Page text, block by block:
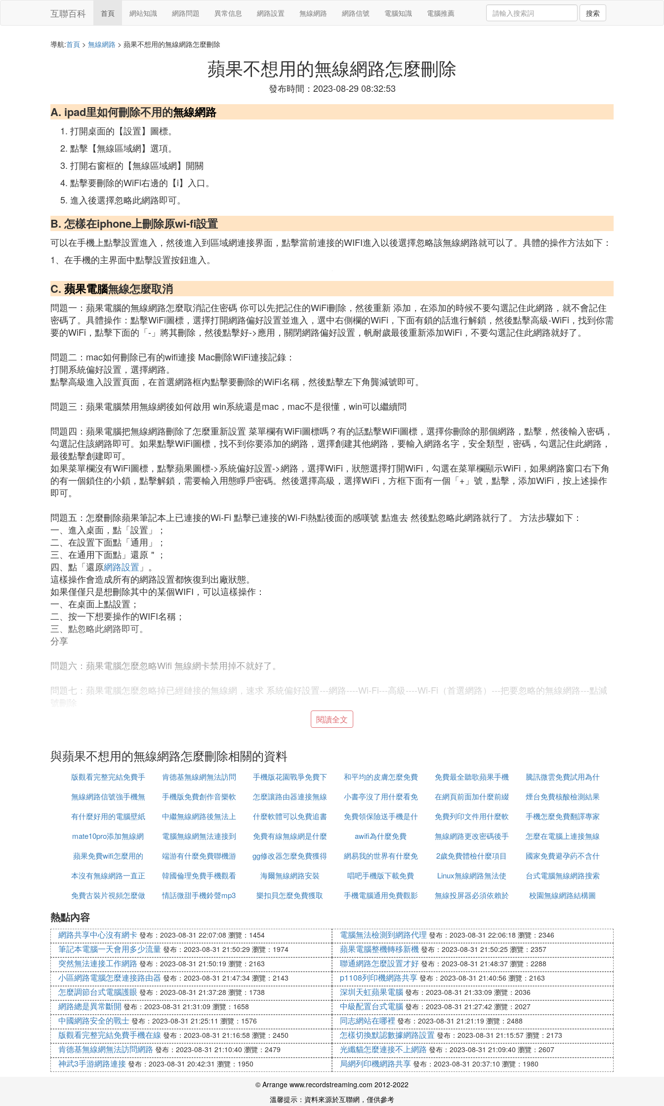
互聯百科 首頁 網站知識 網路問題 異常信息 網路設置 無線網路 網路信號 電腦知識 電腦推薦 搜索
導航:首頁 > 無線網路 > 蘋果不想用的無線網路怎麼刪除
蘋果不想用的無線網路怎麼刪除
發布時間：2023-08-29 08:32:53
A. ipad里如何刪除不用的無線網路
打開桌面的【設置】圖標。
點擊【無線區域網】選項。
打開右窗框的【無線區域網】開關
點擊要刪除的WiFi右邊的【i】入口。
進入後選擇忽略此網路即可。
B. 怎樣在iphone上刪除原wi-fi設置
可以在手機上點擊設置進入，然後進入到區域網連接界面，點擊當前連接的WIFI進入以後選擇忽略該無線網路就可以了。具體的操作方法如下：
1、在手機的主界面中點擊設置按鈕進入。
C. 蘋果電腦無線怎麼取消
問題一：蘋果電腦的無線網路怎麼取消記住密碼 你可以先把記住的WiFi刪除，然後重新 添加，在添加的時候不要勾選記住此網路，就不會記住
密碼了。具體操作：點擊WiFi圖標，選擇打開網路偏好設置並進入，選中右側欄的WiFi，下面有鎖的話進行解鎖，然後點擊高級-WiFi，找到你需
要的WiFi，點擊下面的「-」將其刪除，然後點擊好->應用，關閉網路偏好設置，帆耐歲最後重新添加WiFi，不要勾選記住此網路就好了。
問題二：mac如何刪除已有的wifi連接 Mac刪除WiFi連接記錄：
打開系統偏好設置，選擇網路。
點擊高級進入設置頁面，在首選網路框內點擊要刪除的WiFi名稱，然後點擊左下角龔減號即可。
問題三：蘋果電腦禁用無線網後如何啟用 win系統還是mac，mac不是很懂，win可以繼續問
問題四：蘋果電腦把無線網路刪除了怎麼重新設置 菜單欄有WiFi圖標嗎？有的話點擊WiFi圖標，選擇你刪除的那個網路，點擊，然後輸入密碼，
勾選記住該網路即可。如果點擊WiFi圖標，找不到你要添加的網路，選擇創建其他網路，要輸入網路名字，安全類型，密碼，勾選記住此網路，
最後點擊創建即可。
如果菜單欄沒有WiFi圖標，點擊蘋果圖標->系統偏好設置->網路，選擇WiFi，狀態選擇打開WiFi，勾選在菜單欄顯示WiFi，如果網路窗口右下角
的有一個鎖住的小鎖，點擊解鎖，需要輸入用態睜戶密碼。然後選擇高級，選擇WiFi，方框下面有一個「+」號，點擊，添加WiFi，按上述操作
即可。
問題五：怎麼刪除蘋果筆記本上已連接的Wi-Fi 點擊已連接的Wi-Fi熱點後面的感嘆號 點進去 然後點忽略此網路就行了。 方法步驟如下：
一、進入桌面，點「設置」；
二、在設置下面點「通用」；
三、在通用下面點」還原＂；
四、點「還原網路設置 」。
這樣操作會造成所有的網路設置都恢復到出廠狀態。
如果僅僅只是想刪除其中的某個WIFI，可以這樣操作：
一、在桌面上點設置；
二、按一下想要操作的WIFI名稱；
三、點忽略此網路即可。
分享
問題六：蘋果電腦怎麼忽略Wifi 無線網卡禁用掉不就好了。
問題七：蘋果電腦怎麼忽略掉已經鏈接的無線網，速求 系統偏好設置---網路----Wi-Fi---高級----Wi-Fi（首選網路）---把要忽略的無線網路---點減
號刪除
問題八：Mac系統現有無線網路設置怎麼樣刪除圖文教程 第一步：1）在Dock找到 「系統偏好設置」。2）選擇「 系統偏好設置」。第二步：
要連接的無線路由信號。第四步：1）勾選 顯示密碼 與記住該網路。2）輸入無線網路密碼。3）選擇「加入」。第五步：如要刪除某個已經記住
的無線網路，按如下操作即可。1）選擇右下角的「高級…」。2）點按「―」號按鈕，即可刪除Mac已經記住的網路。
問題十：蘋果macbook air如何關掉wifi接收功能嗎？如何關掉 再「系唬偏好設置」點「網路」，再左邊選中airport，然後點右邊的「關閉airpor
D. mac如何刪除已有的wifi連接
拓展資料：
WiFi連接管理器，支持連接使用中文SSID的無線網路，可以管源旁理、控制、刪除無線
題。
Mac 它是蘋果公司自1984年起以"Macintosh"開始開發的個人消費型計算機，如:iMac、Mac mini、Macbook Air、Macbook Pro、Macbook、Ma
c Pro等計算機。使用獨立的Mac OS系統，最新的OS X系列基於NeXT系統開發，不支持兼容。是一套完備而獨立的枯悉操作系統。
E. 怎麼刪除蘋果筆記本上已連接的Wi-Fi
方法一：從鑰匙串中刪除
啟動台 ---> 其他 ---> 鑰匙串訪問---> 系統 ---> 密碼
然後雙指點擊要刪除的項，選擇刪除即可。
如果以上方法還沒解決，請給蘋果客服打電話請求幫助：
apple技術支持
閱讀全文
與蘋果不想用的無線網路怎麼刪除相關的資料
版觀看完整完結免費手
機在線
肯德基無線網無法訪問
網路
手機版花園戰爭免費下
載視頻
和平均的皮膚怎麼免費
領取
免費最全聽歌蘋果手機
app推薦
騰訊微雲免費試用為什
麼扣費
無線網路信號強手機無
法連接
手機版免費創作音樂軟
體
怎麼讓路由器連接無線
網路連接
小書亭沒了用什麼看免
費書
在網頁前面加什麼前綴
才能免費看
煙台免費核酸檢測結果
怎麼查詢
有什麼好用的電腦壁紙
免費
中繼無線網路後無法上
網
什麼軟體可以免費追書
免費領保險送手機是什
麼啊
免費列印文件用什麼軟
體
手機怎麼免費翻譯專家
mate10pro添加無線網
路
電腦無線網無法連接到
這個網路是什麼原因
免費有線無線網是什麼
意思
awifi為什麼免費
無線網路更改密碼後手
機連接不上
怎麼在電腦上連接無線
網路密碼
蘋果免費wifi怎麼用的
軟體
端游有什麼免費聯機游
戲好玩
gg修改器怎麼免費獲得
腳本
網易我的世界有什麼免
費槍械模組
2歲免費體檢什麼項目
國家免費避孕葯不含什
麼
本沒有無線網路一直正
在識別
韓國倫理免費手機觀看 海爾無線網路安裝 唱吧手機版下載免費
Linux無線網路無法使
用
台式電腦無線網路搜索
不到網路
免費古裝片視頻怎麼做
情話微甜手機鈴聲mp3
樂扣貝怎麼免費獲取
手機電腦通用免費觀影
無線投屏器必須依賴於
校園無線網路結構圖
熱點內容
網路共享中心沒有網卡 發布：2023-08-31 22:07:08 瀏覽：1454 電腦無法檢測到網路代理 發布：2023-08-31 22:06:18 瀏覽：2346
筆記本電腦一天會用多少流量 發布：2023-08-31 21:50:29 瀏覽：1974 蘋果電腦整機轉移新機 發布：2023-08-31 21:50:25 瀏覽：2357
突然無法連接工作網路 發布：2023-08-31 21:50:19 瀏覽：2163 聯通網路怎麼設置才好 發布：2023-08-31 21:48:37 瀏覽：2288
小區網路電腦怎麼連接路由器 發布：2023-08-31 21:47:34 瀏覽：2143 p1108列印機網路共享 發布：2023-08-31 21:40:56 瀏覽：2163
怎麼調節台式電腦護眼 發布：2023-08-31 21:37:28 瀏覽：1738 深圳天虹蘋果電腦 發布：2023-08-31 21:33:09 瀏覽：2036
網路總是異常斷開 發布：2023-08-31 21:31:09 瀏覽：1658 中級配置台式電腦 發布：2023-08-31 21:27:42 瀏覽：2027
中國網路安全的戰士 發布：2023-08-31 21:25:11 瀏覽：1576 同志網站在哪裡 發布：2023-08-31 21:21:19 瀏覽：2488
版觀看完整完結免費手機在線 發布：2023-08-31 21:16:58 瀏覽：2450 怎樣切換默認數據網路設置 發布：2023-08-31 21:15:57 瀏覽：2173
肯德基無線網無法訪問網路 發布：2023-08-31 21:10:40 瀏覽：2479 光纖貓怎麼連接不上網路 發布：2023-08-31 21:09:40 瀏覽：2607
神武3手游網路連接 發布：2023-08-31 20:42:31 瀏覽：1950 局網列印機網路共享 發布：2023-08-31 20:37:10 瀏覽：1980
© Arrange www.recordstreaming.com 2012-2022
溫馨提示：資料來源於互聯網，僅供參考